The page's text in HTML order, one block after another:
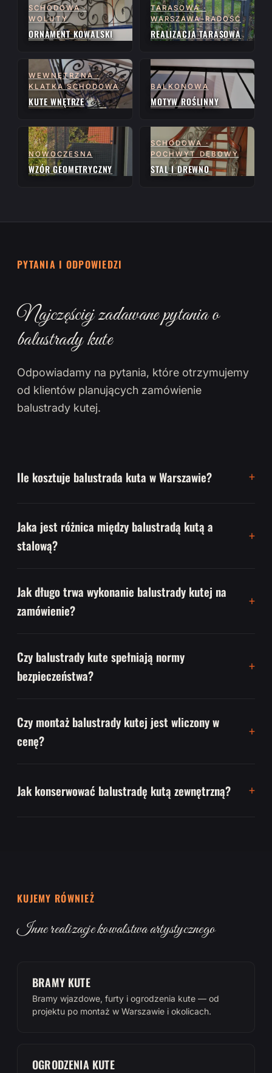
SCHODOWA ·
WOLUTY
ORNAMENT KOWALSKI
TARASOWA ·
WARSZAWA-RADOŚĆ
REALIZACJA TARASOWA
WEWNĘTRZNA ·
KLATKA SCHODOWA
KUTE WNĘTRZE
BALKONOWA
MOTYW ROŚLINNY
NOWOCZESNA
WZÓR GEOMETRYCZNY
SCHODOWA ·
POCHWYT DĘBOWY
STAL I DREWNO
PYTANIA I ODPOWIEDZI
Najczęściej zadawane pytania o
balustrady kute
Odpowiadamy na pytania, które otrzymujemy
od klientów planujących zamówienie
balustrady kutej.
Ile kosztuje balustrada kuta w Warszawie?
Jaka jest różnica między balustradą kutą a
stalową?
Jak długo trwa wykonanie balustrady kutej na
zamówienie?
Czy balustrady kute spełniają normy
bezpieczeństwa?
Czy montaż balustrady kutej jest wliczony w
cenę?
Jak konserwować balustradę kutą zewnętrzną?
KUJEMY RÓWNIEŻ
Inne realizacje kowalstwa artystycznego
BRAMY KUTE
Bramy wjazdowe, furty i ogrodzenia kute — od
projektu po montaż w Warszawie i okolicach.
OGRODZENIA KUTE